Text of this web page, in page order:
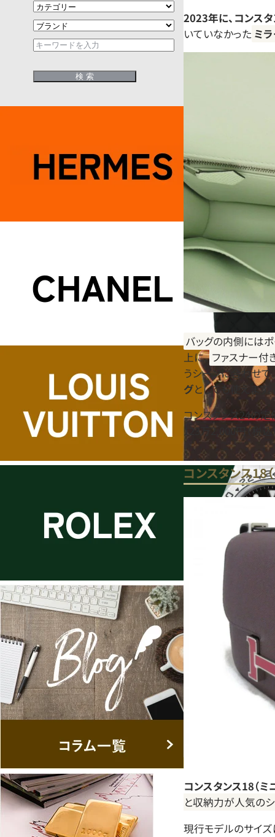
2023年に、コンス
いていなかった ミ
バッグの内側にはポ
上に、 ファスナー付
うシーンに合わせて
グとしても使えます。
コンスタンス24の定
123万2,000円（税込
コンスタンス18（
コンスタンス18（ミ
と収納力が人気の
現行モデルのサイ